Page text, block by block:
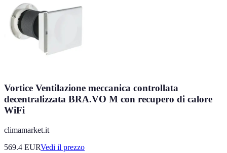
Vortice Ventilazione meccanica controllata
decentralizzata BRA.VO M con recupero di calore
WiFi
climamarket.it
569.4 EURVedi il prezzo